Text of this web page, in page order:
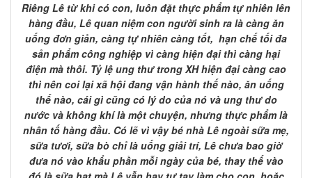
Riêng Lê từ khi có con, luôn đặt thực phẩm tự nhiên lên
hàng đầu, Lê quan niệm con người sinh ra là càng ăn
uống đơn giản, càng tự nhiên càng tốt, hạn chế tối đa
sản phẩm công nghiệp vì càng hiện đại thì càng hại
điện mà thôi. Tỷ lệ ung thư trong XH hiện đại càng cao
thì nên coi lại xã hội đang vận hành thế nào, ăn uống
thế nào, cái gì cũng có lý do của nó và ung thư do
nước và không khí là một chuyện, nhưng thực phẩm là
nhân tố hàng đầu. Có lẽ vì vậy bé nhà Lê ngoài sữa mẹ,
sữa tươi, sữa bò chỉ là uống giải trí, Lê chưa bao giờ
đưa nó vào khẩu phần mỗi ngày của bé, thay thế vào